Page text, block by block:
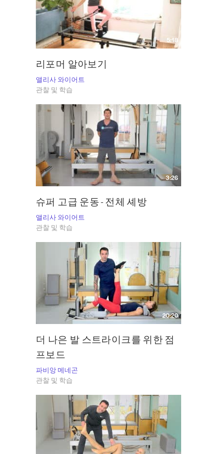
5:18
리포머 알아보기
앨리사 와이어트
관찰 및 학습
3:26
슈퍼 고급 운동 - 전체 셰방
앨리사 와이어트
관찰 및 학습
20:20
더 나은 발 스트라이크를 위한 점
프보드
파비앙 메네곤
관찰 및 학습